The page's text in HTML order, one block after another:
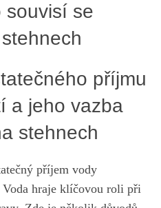
‍souvisí se⁤
příjmu
a jeho vazba
stehnech
příjem vody
hraje klíčovou roli při